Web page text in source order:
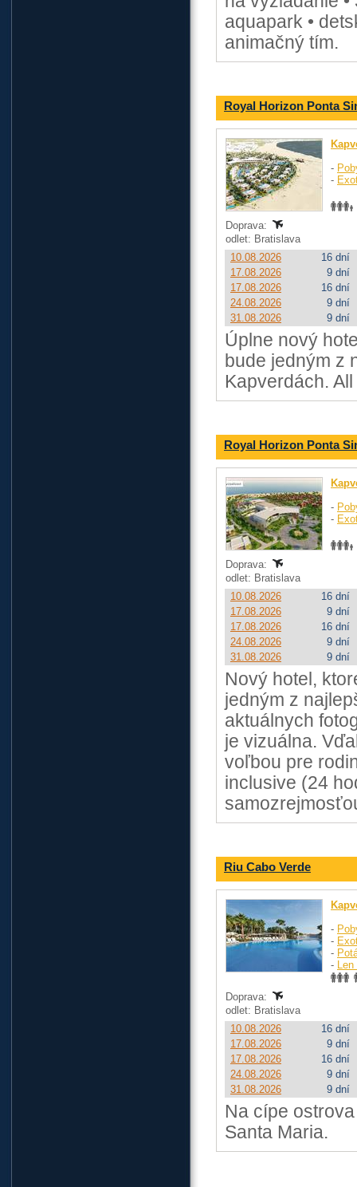
aquapark •
animačný tím.
Royal Horizon Ponta
-
-
Doprava:
odlet: Bratislava
10.08.2026
16 dní
17.08.2026
9 dní
17.08.2026
16 dní
24.08.2026
9 dní
31.08.2026
9 dní
Úplne nový
bude jedným z
Kapverdách.
Royal Horizon Ponta
-
-
Doprava:
odlet: Bratislava
10.08.2026
16 dní
17.08.2026
9 dní
17.08.2026
16 dní
24.08.2026
9 dní
31.08.2026
9 dní
Nový hotel,
jedným z
aktuálnych
je vizuálna.
voľbou pre
inclusive (24
Riu Cabo Verde
-
-
-
-
Doprava:
odlet: Bratislava
10.08.2026
16 dní
17.08.2026
9 dní
17.08.2026
16 dní
24.08.2026
9 dní
31.08.2026
9 dní
Na cípe
Santa Maria.